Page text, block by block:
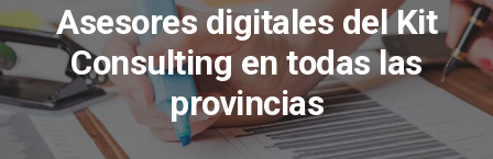
Asesores digitales del Kit
Consulting en todas las
provincias